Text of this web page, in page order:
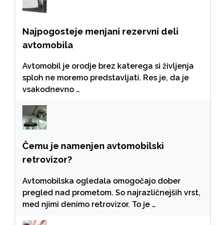
Najpogosteje menjani rezervni deli
avtomobila
Avtomobil je orodje brez katerega si življenja
sploh ne moremo predstavljati. Res je, da je
vsakodnevno …
Čemu je namenjen avtomobilski
retrovizor?
Avtomobilska ogledala omogočajo dober
pregled nad prometom. So najrazličnejših vrst,
med njimi denimo retrovizor. To je …